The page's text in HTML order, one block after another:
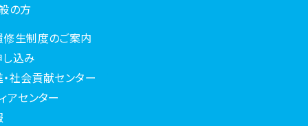
の方
生制度のご案内
込み
社会貢献センター
アセンター